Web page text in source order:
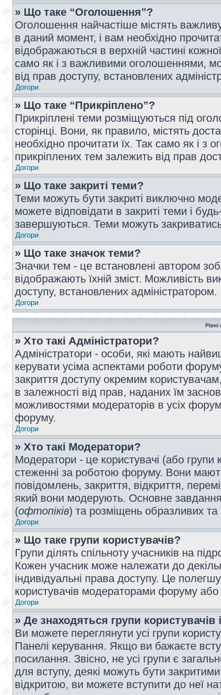
» Що таке “Оголошення”?
Оголошення найчастіше містять
в даний момент, і вам необхідно
відображаються в верхній частині
само як і з важливими оголошеннями,
від прав доступу, встановлених
Догори
» Що таке “Прикріплено”?
Прикріплені теми розміщуються під
сторінці. Вони, як правило, містять
необхідно прочитати їх. Так само як і
прикріплених тем залежить від прав
Догори
» Що таке закриті теми?
Теми можуть бути закриті виключно
можете відповідати в закриті теми і
завершуються. Теми можуть
Догори
» Що таке значок теми?
Значки тем - це встановлені автором
відображають їхній зміст. Можливість
доступу, встановлених адміністратором.
Догори
Рівні
» Хто такі Адміністратори?
Адміністратори - особи, які мають
керувати усіма аспектами роботи
закриття доступу окремим
в залежності від прав, наданих їм
можливостями модераторів в усіх
форуму.
Догори
» Хто такі Модератори?
Модератори - це користувачі (або
стеженні за роботою форуму. Вони
повідомлень, закриття, відкриття,
який вони модерують. Основне
(офтопіків) та розміщень образливих
Догори
» Що таке групи користувачів?
Групи ділять спільноту учасників на
Кожен учасник може належати до
індивідуальні права доступу. Це
користувачів модераторами форуму
Догори
» Де знаходяться групи користувачів
Ви можете переглянути усі групи
Панелі керування. Якщо ви бажаєте
посилання. Звісно, не усі групи є
для вступу, деякі можуть бути
відкритою, ви можете вступити до неї